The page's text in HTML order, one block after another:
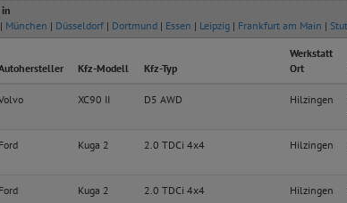
München | Düsseldorf| Dortmund| Essen | Leipzig| Frankfurt am Main |
Kfz-Modell Kfz-Typ
Werkstatt
Ort
XC90 II D5 AWD Hilzingen
Ford Kuga 2 2.0 TDCi 4x4 Hilzingen
Ford Kuga 2 2.0 TDCi 4x4 Hilzingen